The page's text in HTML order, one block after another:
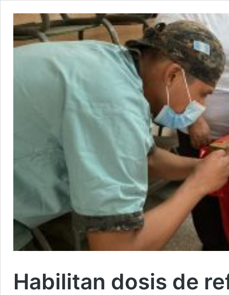
Habilitan dosis de